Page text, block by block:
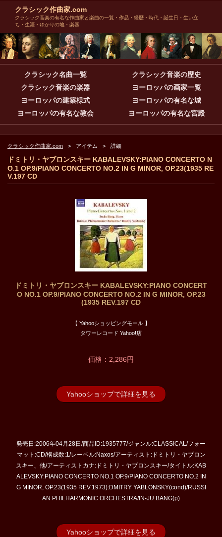
クラシック作曲家.com
クラシック音楽の有名な作曲家と楽曲の一覧・作品・経歴・時代・誕生日・生い立
ち・生涯・ゆかりの地・楽器
クラシック名曲一覧
クラシック音楽の歴史
クラシック音楽の楽器
ヨーロッパの画家一覧
ヨーロッパの建築様式
ヨーロッパの有名な城
ヨーロッパの有名な教会
ヨーロッパの有名な宮殿
クラシック作曲家.com アイテム 詳細
ドミトリ・ヤブロンスキー KABALEVSKY:PIANO CONCERTO N
O.1 OP.9/PIANO CONCERTO NO.2 IN G MINOR, OP.23(1935 RE
V.197 CD
ドミトリ・ヤブロンスキー KABALEVSKY:PIANO CONCERT
O NO.1 OP.9/PIANO CONCERTO NO.2 IN G MINOR, OP.23
(1935 REV.197 CD
【 Yahooショッピングモール 】
タワーレコード Yahoo!店
価格：2,286円
Yahooショップで詳細を見る
発売日:2006年04月28日/商品ID:1935777/ジャンル:CLASSICAL/フォー
マット:CD/構成数:1/レーベル:Naxos/アーティスト:ドミトリ・ヤブロン
スキー、他/アーティストカナ:ドミトリ・ヤブロンスキー/タイトル:KAB
ALEVSKY:PIANO CONCERTO NO.1 OP.9/PIANO CONCERTO NO.2 IN
G MINOR, OP.23(1935 REV.1973):DMITRY YABLONSKY(cond)/RUSSI
AN PHILHARMONIC ORCHESTRA/IN-JU BANG(p)
Yahooショップで詳細を見る